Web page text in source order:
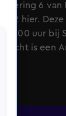
6
2 hier.
20:00 uur bij
is een
voor alle